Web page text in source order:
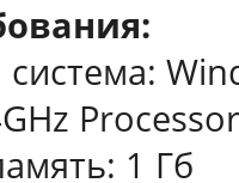
Processor
1 Гб